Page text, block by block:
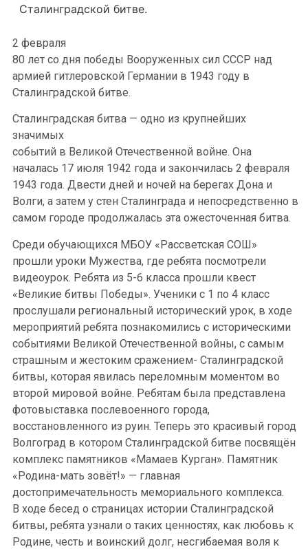
Сталинградской битве.
2 февраля
80 лет со дня победы Вооруженных сил СССР над
армией гитлеровской Германии в 1943 году в
Сталинградской битве.
Сталинградская битва — одно из крупнейших
значимых
событий в Великой Отечественной войне. Она
началась 17 июля 1942 года и закончилась 2 февраля
1943 года. Двести дней и ночей на берегах Дона и
Волги, а затем у стен Сталинграда и непосредственно в
самом городе продолжалась эта ожесточенная битва.
Среди обучающихся МБОУ «Рассветская СОШ»
прошли уроки Мужества, где ребята посмотрели
видеоурок. Ребята из 5-6 класса прошли квест
«Великие битвы Победы». Ученики с 1 по 4 класс
прослушали региональный исторический урок, в ходе
мероприятий ребята познакомились с историческими
событиями Великой Отечественной войны, с самым
страшным и жестоким сражением- Сталинградской
битвы, которая явилась переломным моментом во
второй мировой войне. Ребятам была представлена
фотовыставка послевоенного города,
восстановленного из руин. Теперь это красивый город
Волгоград в котором Сталинградской битве посвящён
комплекс памятников «Мамаев Курган». Памятник
«Родина-мать зовёт!» — главная
достопримечательность мемориального комплекса.
В ходе бесед о страницах истории Сталинградской
битвы, ребята узнали о таких ценностях, как любовь к
Родине, честь и воинский долг, несгибаемая воля к